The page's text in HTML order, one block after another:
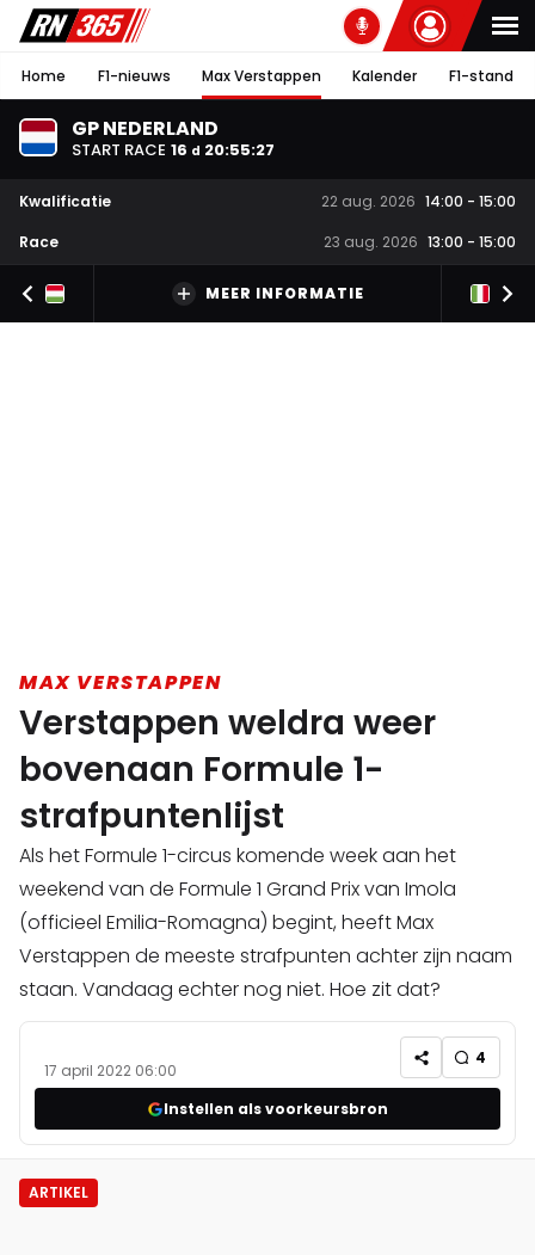
Home F1-nieuws Max Verstappen Kalender F1-stand
GP NEDERLAND
START RACE 16 d 20:55:27
Kwalificatie 22 aug. 2026 14:00 - 15:00
Race
23 aug. 2026 13:00 - 15:00
MEER INFORMATIE
MAX VERSTAPPEN
Verstappen weldra weer
bovenaan Formule 1-
strafpuntenlijst
Als het Formule 1-circus komende week aan het
weekend van de Formule 1 Grand Prix van Imola
(officieel Emilia-Romagna) begint, heeft Max
Verstappen de meeste strafpunten achter zijn naam
staan. Vandaag echter nog niet. Hoe zit dat?
17 april 2022 06:00
4
Instellen als voorkeursbron
ARTIKEL